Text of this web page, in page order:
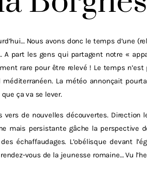
Nous avons donc le temps d’une
part les gens qui partagent notre «
rare pour être relevé ! Le temps
La météo annonçait
ça va se lever.
de nouvelles découvertes. Direction
mais persistante gâche la perspective
échaffaudages. L’obélisque devant
vous de la jeunesse romaine… Vu